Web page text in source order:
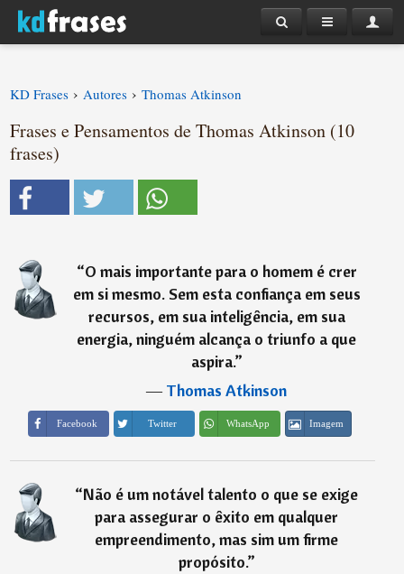
KD Frases › Autores › Thomas Atkinson
Frases e Pensamentos de Thomas Atkinson (10
frases)
“O mais importante para o homem é crer
em si mesmo. Sem esta confiança em seus
recursos, em sua inteligência, em sua
energia, ninguém alcança o triunfo a que
aspira.”
―Thomas Atkinson
Facebook Twitter WhatsApp Imagem
“Não é um notável talento o que se exige
para assegurar o êxito em qualquer
empreendimento, mas sim um firme
propósito.”